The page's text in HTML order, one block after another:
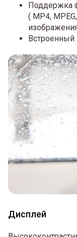
Поддержка
( MP4,
Дисплей